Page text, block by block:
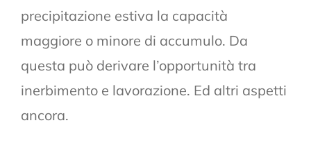
precipitazione estiva la capacità
maggiore o minore di accumulo. Da
questa può derivare l’opportunità tra
inerbimento e lavorazione. Ed altri aspetti
ancora.